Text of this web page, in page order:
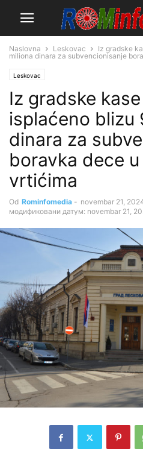
Naslovna Leskovac
Iz gradske
miliona dinara za subvencionisanje
Leskovac
Iz gradske
isplaćeno blizu
dinara za
boravka dece
vrtićima
Od Rominfomedia - novembar 21,
модификовани датум: novembar 21,